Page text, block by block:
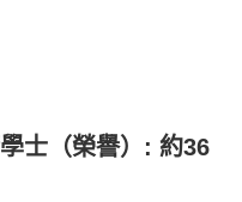
士（榮譽）: 約36